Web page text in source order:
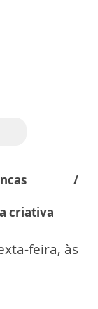
/
criativa
feira, às